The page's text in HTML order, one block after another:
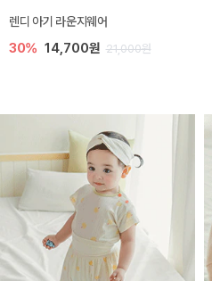
렌디 아기 라운지웨어
30% 14,700원 21,000원